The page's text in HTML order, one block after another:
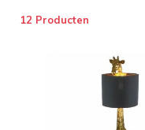
12 Producten